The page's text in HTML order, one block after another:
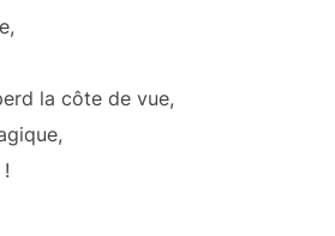
la côte de vue,